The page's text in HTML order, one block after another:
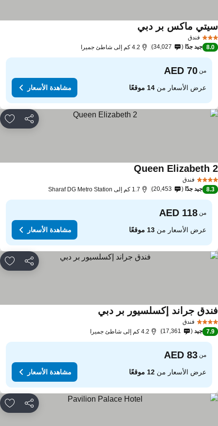
فندق
ماكس بر دبي
8.0 جيد جدًا 34,027 4.2 كم إلى شاطئ جميرا
من
عرض الأسعار من14 موقعًا مشاهدة الأسعار
مشاركة
فندق
Queen Elizabeth
8.3 جيد جدًا 20,453 1.7 كم إلى Sharaf DG Metro Station
من
عرض الأسعار من13 موقعًا مشاهدة الأسعار
مشاركة
فندق
جراند إكسلسيور بر دبي
7.9 جيد 17,361 4.2 كم إلى شاطئ جميرا
من
عرض الأسعار من12 موقعًا مشاهدة الأسعار
مشاركة